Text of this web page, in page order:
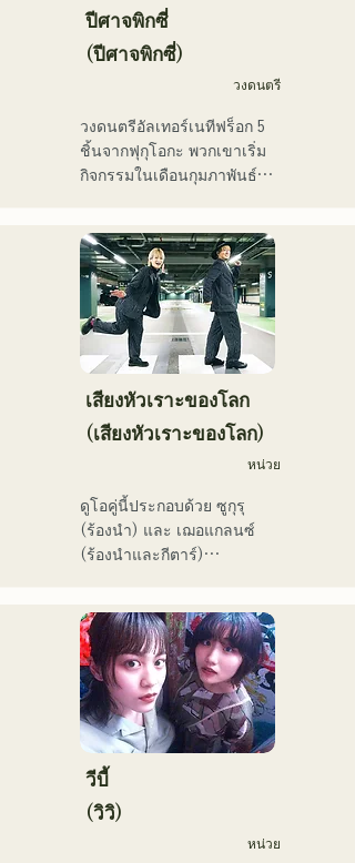
งานของเธอเองแล้ว เธอยัง
อาชีพ เช่น พิธีกรรายการวิทยุ
ทรงพลังและความสามารถใน
การร้องเพลงอันโดดเด่น เธอ
คือนักร้องนักแต่งเพลงที่จะ
จากหลากหลายรุ่น บุคลิก
เฉพาะตัวของสมาชิกแต่ละ
คนถูกนำมาใช้ประกอบดนตรี
และเสียงดนตรีที่นุ่มนวลและ
ปัจจุบันพวกเขาแสดงดนตรี
สดตามสถานที่จัดงานและ
กิจกรรมกลางแจ้ง โดยส่วน
โพสต์และสตรีมวิดีโอบนโซ
เชียลมีเดียอย่างต่อเนื่อง
ปีศาจพิกซี่
(ปีศาจพิกซี่)
วงดนตรี
วงดนตรีอัลเทอร์เนทีฟร็อก 5
ชิ้นจากฟุกุโอกะ พวกเขาเริ่ม
กิจกรรมในเดือนกุมภาพันธ์
จังหวัดฟุกุโอกะ ด้วยเนื้อเพลง
ที่สะท้อนความเหงาและความ
ขัดแย้ง และท่วงทำนองกีตาร์
ที่ติดหู พวกเขามุ่งหวังที่จะ
สร้างเสียงเพลงที่จะประทับอยู่
ในใจของผู้ฟัง
เสียงหัวเราะของโลก
(เสียงหัวเราะของโลก)
หน่วย
ดูโอคู่นี้ประกอบด้วย ซูกุรุ
(ร้องนำ) และ เฌอแกลนซ์
(ร้องนำและกีตาร์)
โตเกียว โดยมีเป้าหมายที่จะ
แสดงในศึกเพลงแดงและขาว
พวกเขามียอดวิวบนโซเชียลมี
เดียมากกว่า 3.5 ล้านครั้ง
และมีผู้ติดตามมากกว่า
119,000 คน!
นอกจากนี้ พวกเขายังได้รับ
เลือกให้ร้องเพลงธีมการ
แข่งขันเบสบอลระดับมัธยม
ปลาย All Japan ครั้งที่ 106
วีบี้
(วิวิ)
หน่วย